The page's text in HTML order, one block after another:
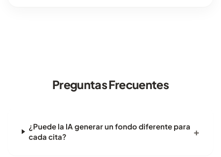
Preguntas Frecuentes
¿Puede la IA generar un fondo diferente para
cada cita?